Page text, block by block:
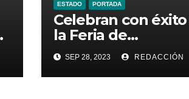
ESTADO PORTADA
Celebran con éxito
la Feria de
Productos
Turísticos de
Guanajuato
SEP 28, 2023 REDACCIÓN